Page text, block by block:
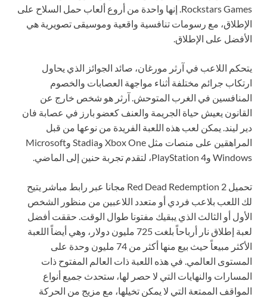
Rockstars Games. إنها واحدة من أروع ألعاب حمل السلاح على
الإطلاق، مع رسومات تنافسية واقعية وموسيقى تصويرية هي
الأفضل على الإطلاق.
يتحكم اللاعب في آرثر مورغان، صائد الجوائز الذي يحاول
ارتكاب جرائم مختلفة أثناء مواجهة العصابات والخصوم
المنافسين في الغرب المتوحش. آرثر هو شخص خارج عن
القانون يعيش حياة الجريمة والعنف كعضو بارز في عصابة فان
دير ليند. يمكن لعب هذه اللعبة الفريدة من نوعها من قبل
المراهقين على منصات مثل Xbox One وStadia وMicrosoft
Windows وPlayStation 4، لتقدم تجربة حنين إلى الماضي.
تحميل Red Dead Redemption 2 مجانا عبر رابط مباشر يتيح
لك اللعب بلاعب فردي أو متعدد اللاعبين من منظور الشخص
الأول أو الثالث الذي يبقيك مفتونا طوال الوقت. حققت أفضل
لعبة إطلاق نار أرباحاً بلغت 725 مليون دولار، وهي أيضاً اللعبة
الأكثر مبيعاً حيث بيع منها أكثر من 74 مليون وحدة على
المستوى العالمي. في هذه اللعبة ذات العالم المفتوح ذات
المسارات والنهايات التي لا حصر لها، ستحدث جميع أنواع
المواقف الممتعة التي لا يمكن تخيلها، مع مزيج من الحركة